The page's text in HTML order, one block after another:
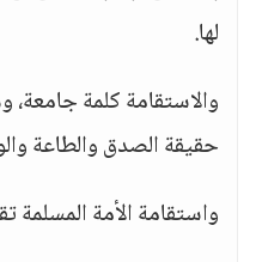
لها.
والاستقامة كلمة جامعة،
حقيقة الصدق والطاعة
واستقامة الأمة المسلمة